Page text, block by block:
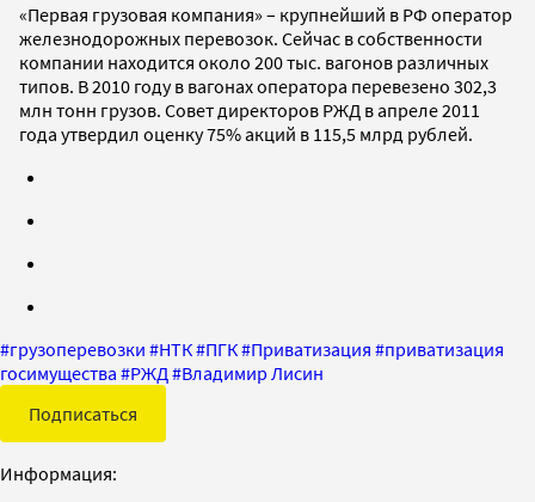
«Первая грузовая компания» – крупнейший в РФ оператор
железнодорожных перевозок. Сейчас в собственности
компании находится около 200 тыс. вагонов различных
типов. В 2010 году в вагонах оператора перевезено 302,3
млн тонн грузов. Совет директоров РЖД в апреле 2011
года утвердил оценку 75% акций в 115,5 млрд рублей.
#грузоперевозки #НТК#ПГК#Приватизация #приватизация
госимущества #РЖД #Владимир Лисин
Подписаться
Информация: